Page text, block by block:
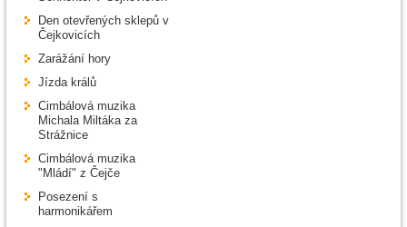
Den otevřených sklepů v
Čejkovicích
Zarážání hory
Jízda králů
Cimbálová muzika
Michala Miltáka za
Strážnice
Cimbálová muzika
"Mládí" z Čejče
Posezení s
harmonikářem